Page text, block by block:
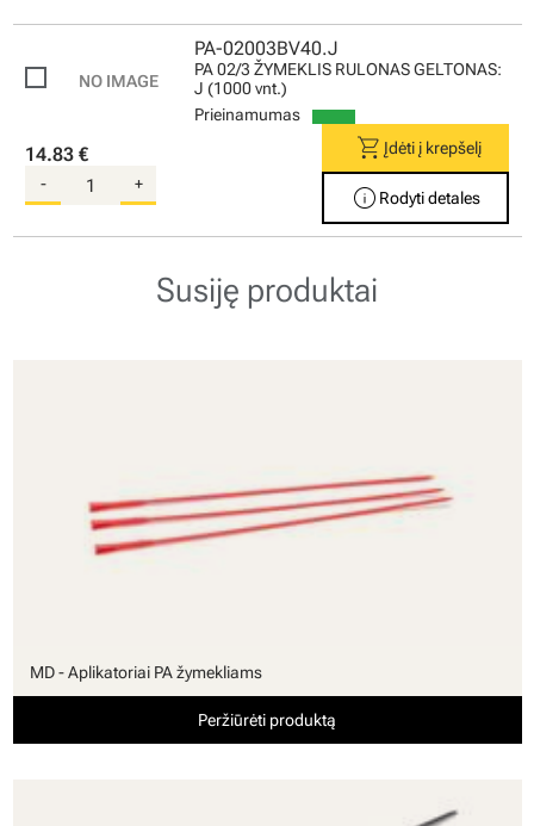
PA-02003BV40.J
PA 02/3 ŽYMEKLIS RULONAS GELTONAS:
J (1000 vnt.)
Prieinamumas
14.83 €
- +
shopping_cartĮdėti į krepšelį
info Rodyti detales
Susiję produktai
MD - Aplikatoriai PA žymekliams
Peržiūrėti produktą